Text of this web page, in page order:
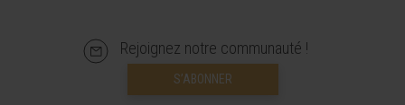
Rejoignez notre communauté !
S’ABONNER